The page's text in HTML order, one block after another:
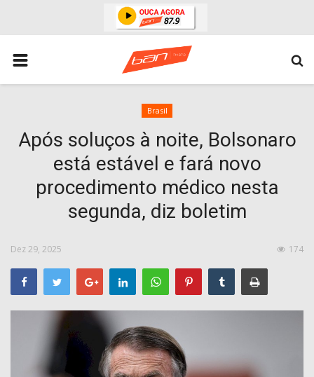
HOME
ESPORTES
POLITICA
ESPERANÇA PB
PARAIBA
ENTRETENIMENTO
MUNDO
BRASIL
COMO ANUNCIAR
Brasil
Após soluços à noite, Bolsonaro
está estável e fará novo
procedimento médico nesta
segunda, diz boletim
Dez 29, 2025 174